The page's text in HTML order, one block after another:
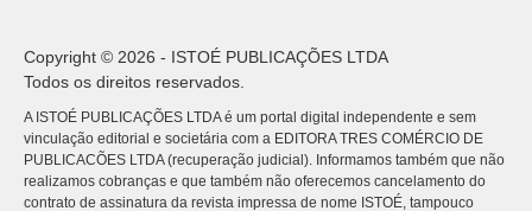
Copyright © 2026 - ISTOÉ PUBLICAÇÕES LTDA
Todos os direitos reservados.
A ISTOÉ PUBLICAÇÕES LTDA é um portal digital independente e sem
vinculação editorial e societária com a EDITORA TRES COMÉRCIO DE
PUBLICACÕES LTDA (recuperação judicial). Informamos também que não
realizamos cobranças e que também não oferecemos cancelamento do
contrato de assinatura da revista impressa de nome ISTOÉ, tampouco